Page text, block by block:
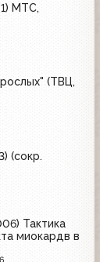
МТС,
(ТВЦ,
(сокр.
Тактика
миокардв в